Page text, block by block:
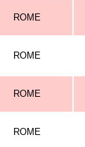
ROME
ROME
ROME
ROME